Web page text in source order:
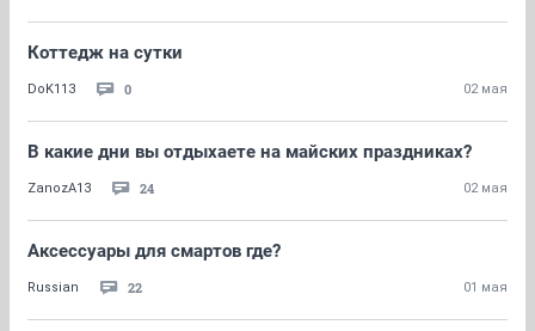
Коттедж на сутки
DoK113 0 02 мая
В какие дни вы отдыхаете на майских праздниках?
ZanozA13 24 02 мая
Аксессуары для смартов где?
Russian 22 01 мая